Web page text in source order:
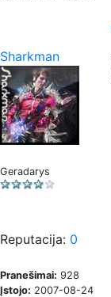
Sharkman
Geradarys
Reputacija: 0
Pranešimai: 928
Įstojo: 2007-08-24